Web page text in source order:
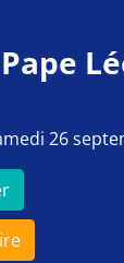
26